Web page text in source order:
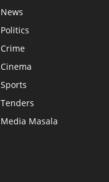
News
Politics
Crime
Cinema
Sports
Tenders
Media Masala